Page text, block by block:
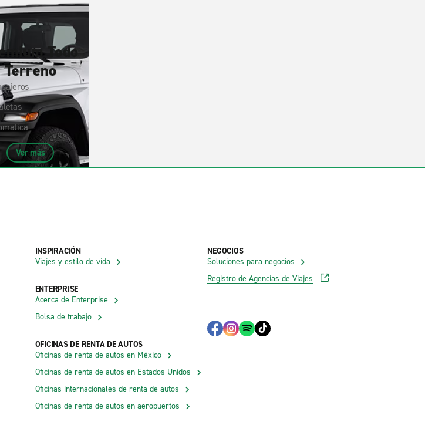
Todo
Terreno
Ver más
INSPIRACIÓN
Viajes y estilo de vida
ENTERPRISE
Acerca de Enterprise
Bolsa de trabajo
OFICINAS DE RENTA DE AUTOS
Oficinas de renta de autos en México
Oficinas de renta de autos en Estados Unidos
Oficinas internacionales de renta de autos
Oficinas de renta de autos en aeropuertos
NEGOCIOS
Soluciones para negocios
Registro de Agencias de Viajes